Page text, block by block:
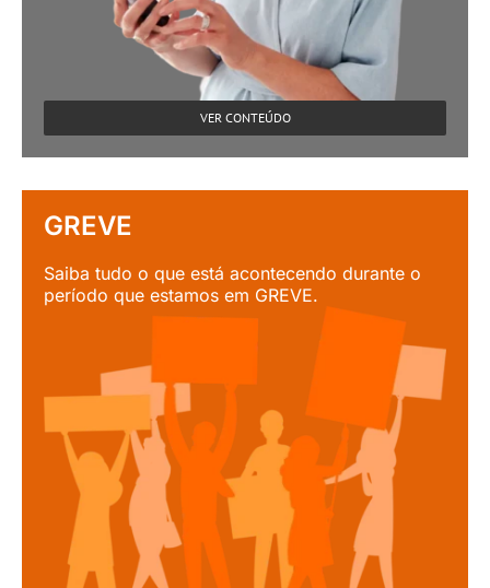
VER CONTEÚDO
GREVE
Saiba tudo o que está acontecendo durante o
período que estamos em GREVE.